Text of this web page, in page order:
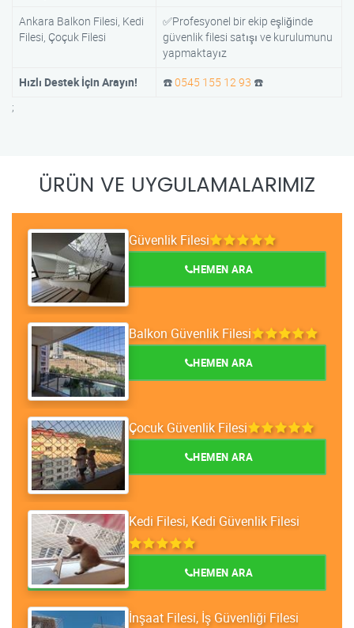
Ankara Balkon Filesi, Kedi
Filesi, Çoçuk Filesi
✅Profesyonel bir ekip eşliğinde
güvenlik filesi satışı ve kurulumunu
yapmaktayız
Hızlı Destek İçin Arayın!
☎️0545 155 12 93 ☎️
;
ÜRÜN VE UYGULAMALARIMIZ
Güvenlik Filesi
HEMEN ARA
Balkon Güvenlik Filesi
HEMEN ARA
Çocuk Güvenlik Filesi
HEMEN ARA
Kedi Filesi, Kedi Güvenlik Filesi
HEMEN ARA
İnşaat Filesi, İş Güvenliği Filesi